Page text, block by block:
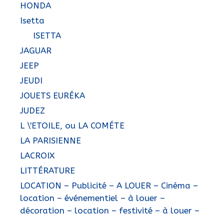
HONDA
Isetta
ISETTA
JAGUAR
JEEP
JEUDI
JOUETS EURÉKA
JUDEZ
L \'ETOILE, ou LA COMÉTE
LA PARISIENNE
LACROIX
LITTÉRATURE
LOCATION – Publicité – A LOUER – Cinéma –
location – événementiel – à louer –
décoration – location – festivité – à louer –